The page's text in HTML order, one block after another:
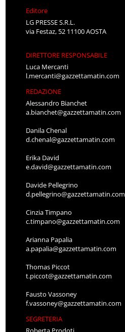
Editore
LG PRESSE S.R.L.
via Festaz, 52 11100 AOSTA
DIRETTORE RESPONSABILE
Luca Mercanti
l.mercanti@gazzettamatin.com
REDAZIONE
Alessandro Bianchet
a.bianchet@gazzettamatin.com
Danila Chenal
d.chenal@gazzettamatin.com
Erika David
e.david@gazzettamatin.com
Davide Pellegrino
d.pellegrino@gazzettamatin.com
Cinzia Timpano
c.timpano@gazzettamatin.com
Arianna Papalia
a.papalia@gazzettamatin.com
Thomas Piccot
t.piccot@gazzettamatin.com
Fausto Vassoney
f.vassoney@gazzettamatin.com
SEGRETERIA